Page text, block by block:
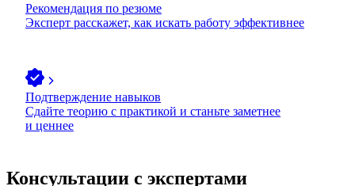
Рекомендация по резюме
Эксперт расскажет, как искать работу эффективнее
Подтверждение навыков
Сдайте теорию с практикой и станьте заметнее
и ценнее
Консультации с экспертами